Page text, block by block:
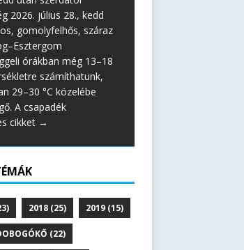
2026. július 28., kedd
gomolyfelhős, száraz
órákban még 13–18
számíthatunk,
29–30 °C közelébe
A csapadék
cikket →
2018(25) 2019(15)
(22)